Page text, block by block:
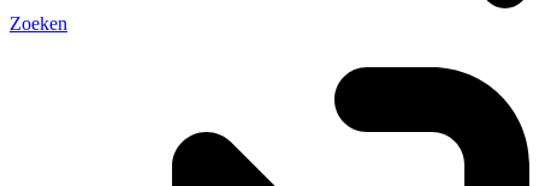
Zoeken